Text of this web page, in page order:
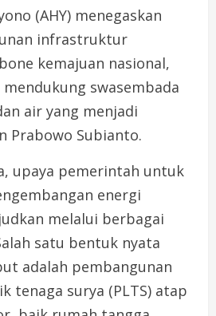
(AHY) menegaskan
infrastruktur
kemajuan nasional,
swasembada
air yang menjadi
Prabowo Subianto.
upaya pemerintah untuk
energi
melalui berbagai
satu bentuk nyata
adalah pembangunan
tenaga surya (PLTS) atap